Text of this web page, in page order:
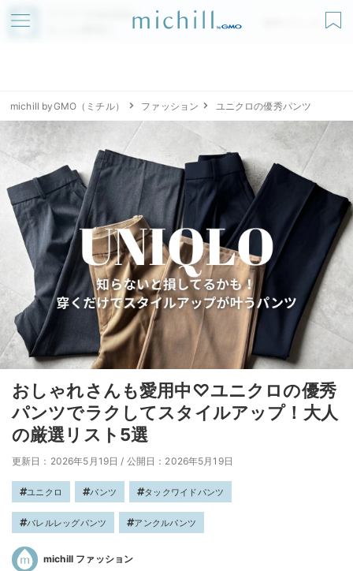
アプリでmichillが
無料ダウンロード
michill byGMO（ミチル） ファッション ユニクロの優秀パンツ
おしゃれさんも愛用中♡ユニクロの優秀
パンツでラクしてスタイルアップ！大人
の厳選リスト5選
更新日：2026年5月19日 / 公開日：2026年5月19日
ユニクロ パンツ タックワイドパンツ
バレルレッグパンツ アンクルパンツ
michill ファッション